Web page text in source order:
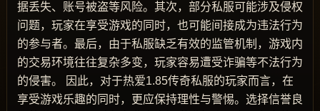
据丢失、账号被盗等风险。其次，部分私服可能涉及侵权
问题，玩家在享受游戏的同时，也可能间接成为违法行为
的参与者。最后，由于私服缺乏有效的监管机制，游戏内
的交易环境往往复杂多变，玩家容易遭受诈骗等不法行为
的侵害。 因此，对于热爱1.85传奇私服的玩家而言，在
享受游戏乐趣的同时，更应保持理性与警惕。选择信誉良